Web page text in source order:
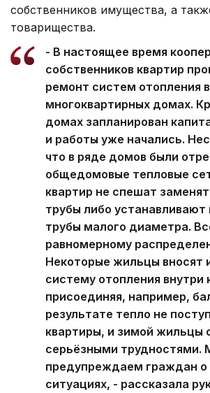
собственников имущества, а
товарищества.
- В настоящее время
собственников квартир
ремонт систем отопления
многоквартирных домах.
домах запланирован
и работы уже начались.
что в ряде домов были
общедомовые тепловые
квартир не спешат
трубы либо устанавливают
трубы малого диаметра.
равномерному
Некоторые жильцы вносят
систему отопления внутри
присоединяя, например,
результате тепло не
квартиры, и зимой жильцы
серьёзными трудностями.
предупреждаем граждан о
ситуациях, - рассказала